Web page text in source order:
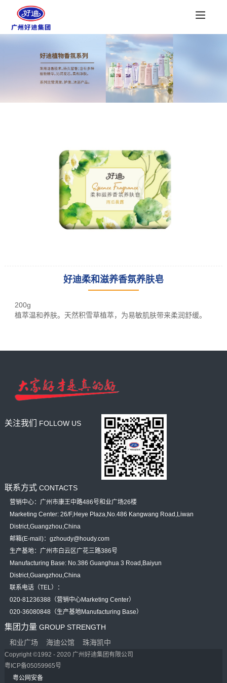
好迪柔和滋养香氛养肤皂
and provider
200g
植萃温和养肤。 天然积雪草植萃，为易敏肌肤带来柔润舒缓。
关注我们 FOLLOW US
联系方式 CONTACTS
营销中心：广州市康王中路486号和业广场26楼
Marketing Center: 26/F,Heye Plaza,No.486 Kangwang Road,Liwan
District,Guangzhou,China
邮箱(E-mail)：gzhoudy@houdy.com
生产基地：广州市白云区广花三路386号
Manufacturing Base: No.386 Guanghua 3 Road,Baiyun
District,Guangzhou,China
联系电话（TEL）：
020-81236388（营销中心Marketing Center）
020-36080848（生产基地Manufacturing Base）
集团力量 GROUP STRENGTH
和业广场
海迪公馆 珠海凯中
Copyright ©1992 - 2020 广州好迪集团有限公司
粤ICP备05059965号
粤公网安备